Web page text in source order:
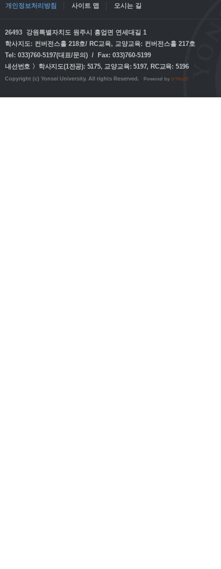
개인정보처리방침 사이트 맵 오시는 길
26493 강원특별자치도 원주시 흥업면 연세대길 1
학사지도: 컨버전스홀 218호/ RC교육, 교양교육: 컨버전스홀 217호
Tel: 033)760-5197(대표/문의) / Fax: 033)760-5199
내선번호 〉학사지도(1전공): 5175, 교양교육: 5197, RC교육: 5196
Copyright (c) Yonsei University. All rights Reserved. Powered by D'TRUST